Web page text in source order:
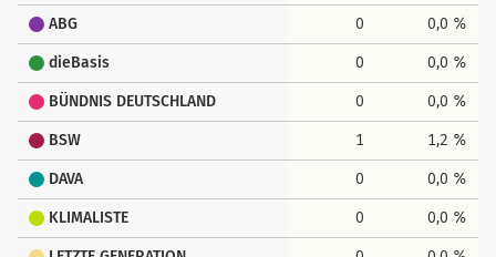
ABG 0 0,0 %
dieBasis 0 0,0 %
BÜNDNIS DEUTSCHLAND 0 0,0 %
BSW 1 1,2 %
DAVA 0 0,0 %
KLIMALISTE 0 0,0 %